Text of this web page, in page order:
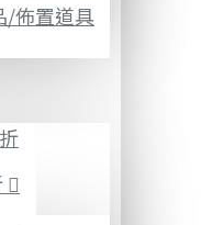
/佈置道具